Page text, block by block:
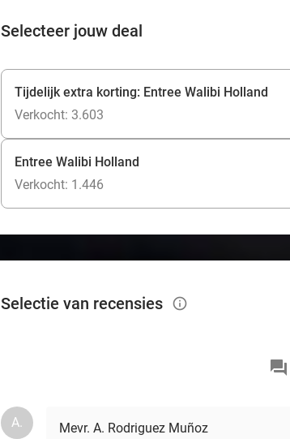
Selecteer jouw deal
Tijdelijk extra korting: Entree Walibi Holland
Verkocht: 3.603
Entree Walibi Holland
Verkocht: 1.446
Selectie van recensies info_outlined
A. Mevr. A. Rodriguez Muñoz